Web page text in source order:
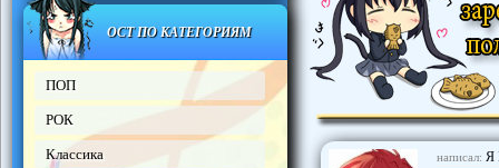
ОСТ ПО КАТЕГОРИЯМ
ПОП
РОК
Классика написал: Я